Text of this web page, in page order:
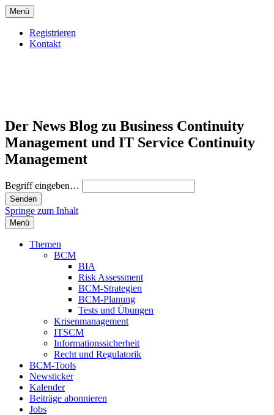
Menü
Registrieren
Kontakt
Der News Blog zu Business Continuity
Management und IT Service Continuity
Management
Begriff eingeben…
Springe zum Inhalt
Menü
Themen
BCM
BIA
Risk Assessment
BCM-Strategien
BCM-Planung
Tests und Übungen
Krisenmanagement
ITSCM
Informationssicherheit
Recht und Regulatorik
BCM-Tools
Newsticker
Kalender
Beiträge abonnieren
Jobs